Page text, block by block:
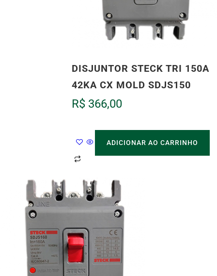
DISJUNTOR STECK TRI 150A
42KA CX MOLD SDJS150
R$ 366,00
ADICIONAR AO CARRINHO